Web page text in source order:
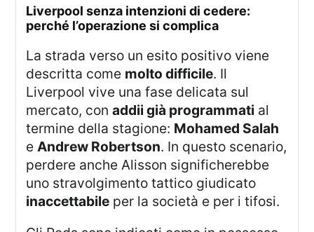
liverpool senza intenzioni di cedere:
perché l’operazione si complica
La strada verso un esito positivo viene
descritta come molto difficile. Il
Liverpool vive una fase delicata sul
mercato, conaddii già programmati al
termine della stagione: Mohamed Salah
e Andrew Robertson. In questo scenario,
perdere anche Alisson significherebbe
uno stravolgimento tattico giudicato
inaccettabile per la società e per i tifosi.